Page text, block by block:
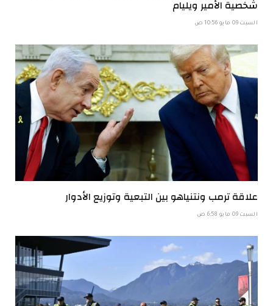
شخصية الأمير ويليام
السبت 09 مايو 10:56 ص
علاقة ترمب ونتنياهو بين التبعية وتوزيع الأدوار
السبت 09 مايو 6:58 ص